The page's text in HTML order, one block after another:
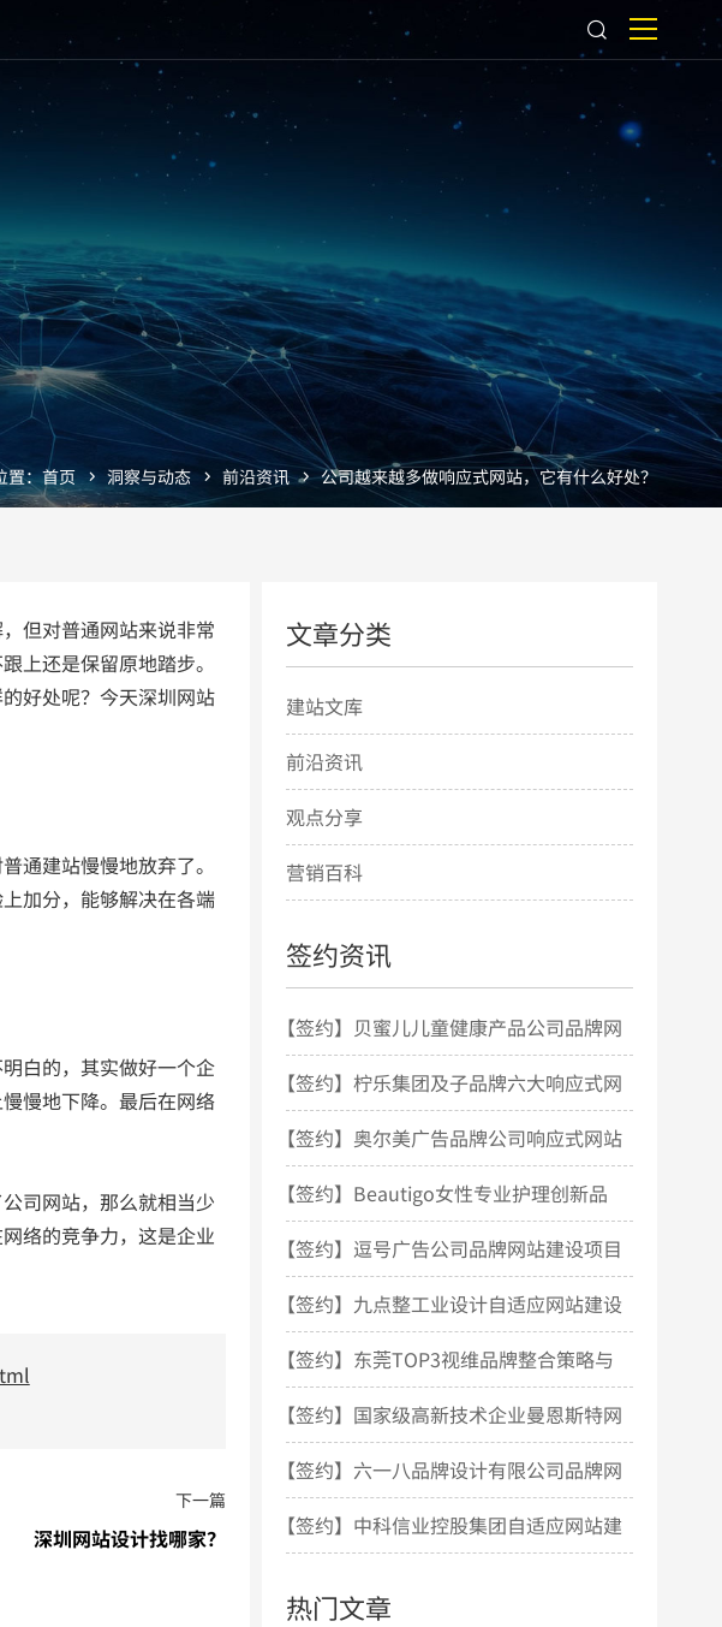
置：首页 洞察与动态 前沿资讯 公司越来越多做响应式网站，它有什么好处？
但对普通网站来说非常
上还是保留原地踏步。
好处呢？今天深圳网站
通建站慢慢地放弃了。
加分，能够解决在各端
白的，其实做好一个企
慢地下降。最后在网络
司网站，那么就相当少
络的竞争力，这是企业
下一篇
深圳网站设计找哪家？
文章分类
建站文库
前沿资讯
观点分享
营销百科
签约资讯
【签约】贝蜜儿儿童健康产品公司品牌网
站设计项目开发
【签约】柠乐集团及子品牌六大响应式网
站建设项目
【签约】奥尔美广告品牌公司响应式网站
建设项目
【签约】Beautigo女性专业护理创新品
牌网站建设项目
【签约】逗号广告公司品牌网站建设项目
【签约】九点整工业设计自适应网站建设
项目
【签约】东莞TOP3视维品牌整合策略与
设计机构网站建设
【签约】国家级高新技术企业曼恩斯特网
站建设项目
【签约】六一八品牌设计有限公司品牌网
站建设项目
【签约】中科信业控股集团自适应网站建
热门文章